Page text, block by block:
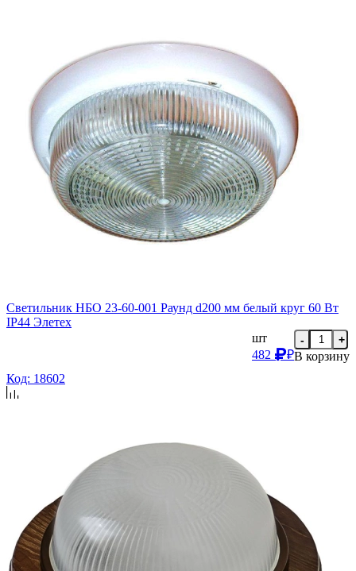
Светильник НБО 23-60-001 Раунд d200 мм белый круг 60 Вт
IP44 Элетех
шт
482
₽
- +
В корзину
Код: 18602